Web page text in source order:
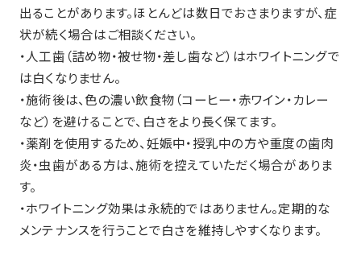
出ることがあります。ほとんどは数日でおさまりますが、症
状が続く場合はご相談ください。
・人工歯（詰め物・被せ物・差し歯など）はホワイトニングで
は白くなりません。
・施術後は、色の濃い飲食物（コーヒー・赤ワイン・カレー
など）を避けることで、白さをより長く保てます。
・薬剤を使用するため、妊娠中・授乳中の方や重度の歯肉
炎・虫歯がある方は、施術を控えていただく場合がありま
す。
・ホワイトニング効果は永続的ではありません。定期的な
メンテナンスを行うことで白さを維持しやすくなります。